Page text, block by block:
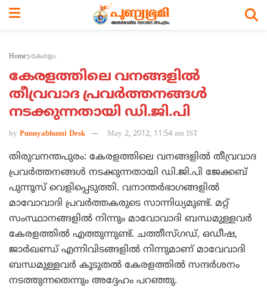
Home കേരളം
കേരളത്തിലെ വനങ്ങളില്‍
തീവ്രവാദ പ്രവര്‍ത്തനങ്ങള്‍
നടക്കുന്നതായി ഡി.ജി.പി
by Punnyabhumi Desk May 2, 2012, 11:54 am IST
തിരുവനന്തപുരം: കേരളത്തിലെ വനങ്ങളില്‍ തീവ്രവാദ
പ്രവര്‍ത്തനങ്ങള്‍ നടക്കുന്നതായി ഡി.ജി.പി ജേക്കബ്
പുന്നൂസ് വെളിപ്പെടുത്തി. വനാന്തര്‍ഭാഗങ്ങളില്‍
മാവോവാദി പ്രവര്‍ത്തകരുടെ സാന്നിധ്യമുണ്ട്. മറ്റ്
സംസ്ഥാനങ്ങളില്‍ നിന്നും മാവോവാദി ബന്ധമുള്ളവര്‍
കേരളത്തില്‍ എത്തുന്നുണ്ട്. ചത്തീസ്ഗഡ്, ഒഡീഷ,
ജാര്‍ഖണ്ഡ് എന്നിവിടങ്ങളില്‍ നിന്നുമാണ് മാവേവാദി
ബന്ധമുള്ളവര്‍ കൂടുതല്‍ കേരളത്തില്‍ സന്ദര്‍ശനം
നടത്തുന്നതെന്നും അദ്ദേഹം പറഞ്ഞു.